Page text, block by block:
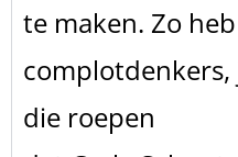
te maken. Zo
die roepen